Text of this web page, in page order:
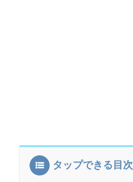
タップできる目次